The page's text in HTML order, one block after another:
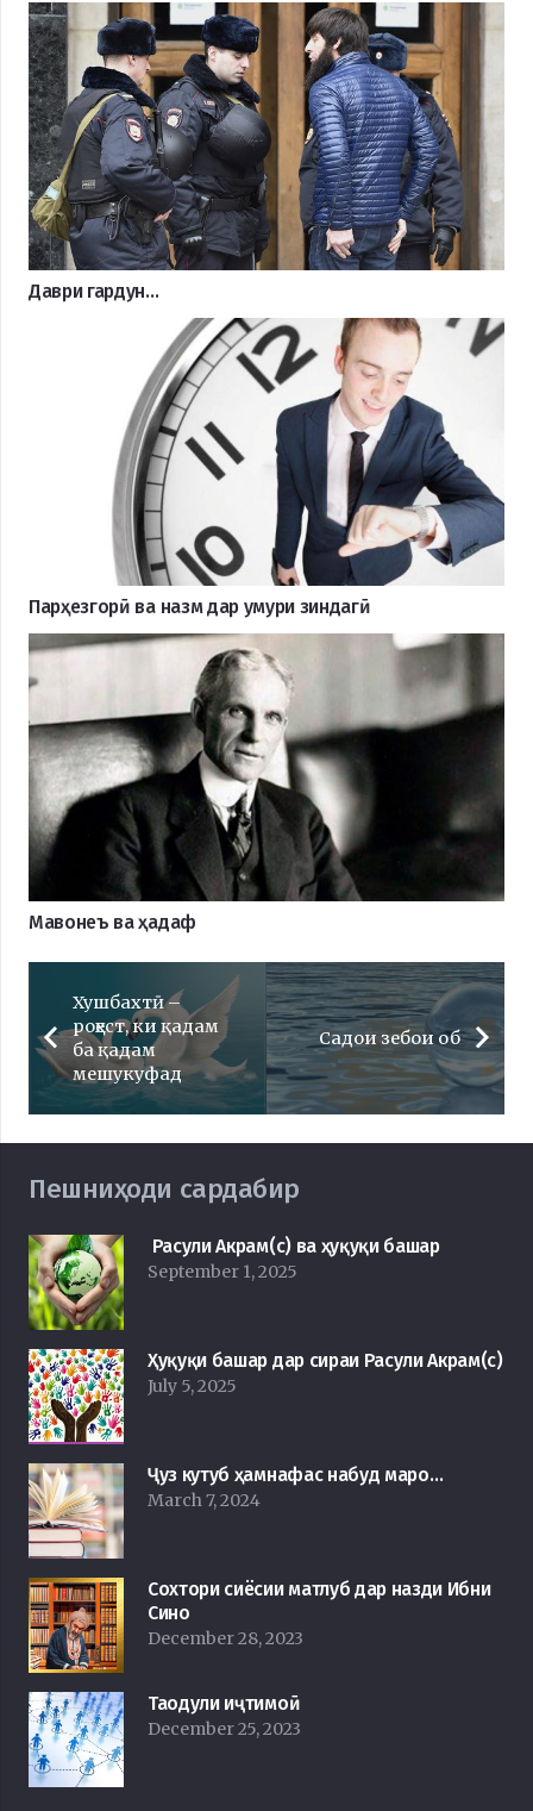
Даври гардун…
Парҳезгорӣ ва назм дар умури зиндагӣ
Мавонеъ ва ҳадаф
Хушбахтӣ –
роҳест, ки қадам
ба қадам
мешукуфад
Садои зебои об
Пешниҳоди сардабир
Расули Акрам(с) ва ҳуқуқи башар
September 1, 2025
Ҳуқуқи башар дар сираи Расули Акрам(с)
July 5, 2025
Ҷуз кутуб ҳамнафас набуд маро…
March 7, 2024
Сохтори сиёсии матлуб дар назди Ибни
Сино
December 28, 2023
Таодули иҷтимоӣ
December 25, 2023